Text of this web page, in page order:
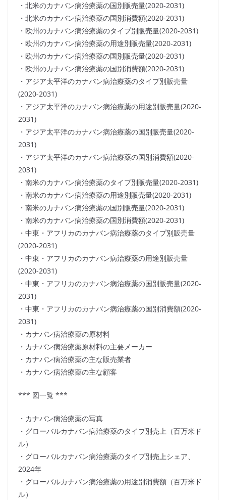
・北米のカナバン病治療薬の国別販売量(2020-2031)
・北米のカナバン病治療薬の国別消費額(2020-2031)
・欧州のカナバン病治療薬のタイプ別販売量(2020-2031)
・欧州のカナバン病治療薬の用途別販売量(2020-2031)
・欧州のカナバン病治療薬の国別販売量(2020-2031)
・欧州のカナバン病治療薬の国別消費額(2020-2031)
・アジア太平洋のカナバン病治療薬のタイプ別販売量
(2020-2031)
・アジア太平洋のカナバン病治療薬の用途別販売量(2020-
2031)
・アジア太平洋のカナバン病治療薬の国別販売量(2020-
2031)
・アジア太平洋のカナバン病治療薬の国別消費額(2020-
2031)
・南米のカナバン病治療薬のタイプ別販売量(2020-2031)
・南米のカナバン病治療薬の用途別販売量(2020-2031)
・南米のカナバン病治療薬の国別販売量(2020-2031)
・南米のカナバン病治療薬の国別消費額(2020-2031)
・中東・アフリカのカナバン病治療薬のタイプ別販売量
(2020-2031)
・中東・アフリカのカナバン病治療薬の用途別販売量
(2020-2031)
・中東・アフリカのカナバン病治療薬の国別販売量(2020-
2031)
・中東・アフリカのカナバン病治療薬の国別消費額(2020-
2031)
・カナバン病治療薬の原材料
・カナバン病治療薬原材料の主要メーカー
・カナバン病治療薬の主な販売業者
・カナバン病治療薬の主な顧客
*** 図一覧 ***
・カナバン病治療薬の写真
・グローバルカナバン病治療薬のタイプ別売上（百万米ド
ル）
・グローバルカナバン病治療薬のタイプ別売上シェア、
2024年
・グローバルカナバン病治療薬の用途別消費額（百万米ド
ル）